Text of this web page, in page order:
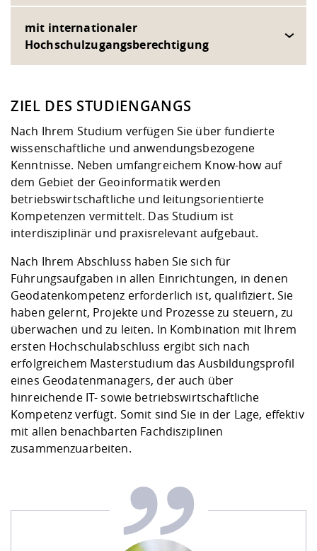
mit internationaler
Hochschulzugangsberechtigung
ZIEL DES STUDIENGANGS
Nach Ihrem Studium verfügen Sie über fundierte
wissenschaftliche und anwendungsbezogene
Kenntnisse. Neben umfangreichem Know-how auf
dem Gebiet der Geoinformatik werden
betriebswirtschaftliche und leitungsorientierte
Kompetenzen vermittelt. Das Studium ist
interdisziplinär und praxisrelevant aufgebaut.
Nach Ihrem Abschluss haben Sie sich für
Führungsaufgaben in allen Einrichtungen, in denen
Geodatenkompetenz erforderlich ist, qualifiziert. Sie
haben gelernt, Projekte und Prozesse zu steuern, zu
überwachen und zu leiten. In Kombination mit Ihrem
ersten Hochschulabschluss ergibt sich nach
erfolgreichem Masterstudium das Ausbildungsprofil
eines Geodatenmanagers, der auch über
hinreichende IT- sowie betriebswirtschaftliche
Kompetenz verfügt. Somit sind Sie in der Lage, effektiv
mit allen benachbarten Fachdisziplinen
zusammenzuarbeiten.